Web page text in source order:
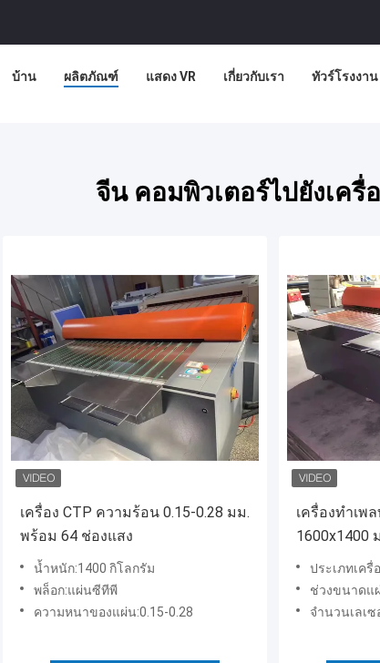
บ้าน ผลิตภัณฑ์ แสดง VR เกี่ยวกับเรา ทัวร์โรงงาน
จีน คอมพิวเตอร์ไปยังเครื่
เครื่อง CTP ความร้อน 0.15-0.28 มม.
พร้อม 64 ช่องแสง
น้ำหนัก:1400 กิโลกรัม
พล็อก:แผ่นซีทีพี
ความหนาของแผ่น:0.15-0.28
เครื่องทำเ
1600x1400
ความร้อน
ประเภทเครื่
ช่วงขนาดแ
จำนวนเลเซ